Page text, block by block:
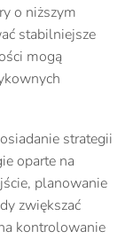
o niższym
stabilniejsze
mogą
strategii
oparte na
planowanie
zwiększać
kontrolowanie